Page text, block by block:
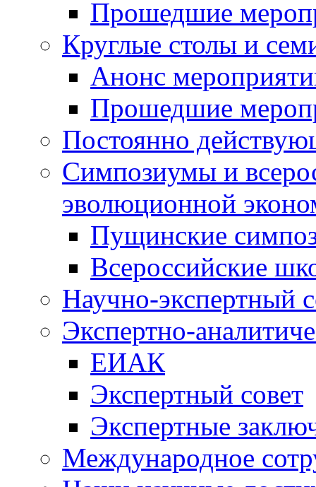
Прошедшие
Круглые столы и
Анонс
Прошедшие
Постоянно
Симпозиумы и
эволюционной
Пущинские
Всероссийские
Научно-экспертный
Экспертно-
ЕИАК
Экспертный совет
Экспертные
Международное